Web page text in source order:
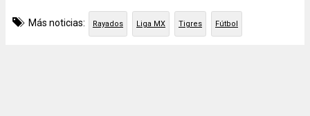
Más noticias: Rayados Liga MX Tigres Fútbol